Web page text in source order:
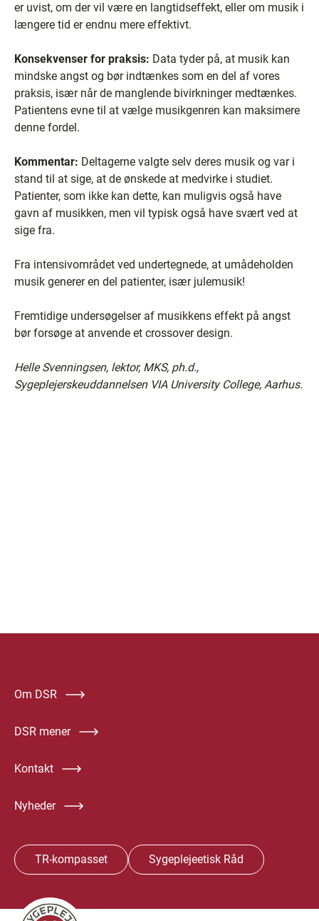
er uvist, om der vil være en langtidseffekt, eller om musik i
længere tid er endnu mere effektivt.
Konsekvenser for praksis: Data tyder på, at musik kan
mindske angst og bør indtænkes som en del af vores
praksis, især når de manglende bivirkninger medtænkes.
Patientens evne til at vælge musikgenren kan maksimere
denne fordel.
Kommentar: Deltagerne valgte selv deres musik og var i
stand til at sige, at de ønskede at medvirke i studiet.
Patienter, som ikke kan dette, kan muligvis også have
gavn af musikken, men vil typisk også have svært ved at
sige fra.
Fra intensivområdet ved undertegnede, at umådeholden
musik generer en del patienter, især julemusik!
Fremtidige undersøgelser af musikkens effekt på angst
bør forsøge at anvende et crossover design.
Helle Svenningsen, lektor, MKS, ph.d.,
Sygeplejerskeuddannelsen VIA University College, Aarhus.
Om DSR
DSR mener
Kontakt
Nyheder
TR-kompasset Sygeplejeetisk Råd